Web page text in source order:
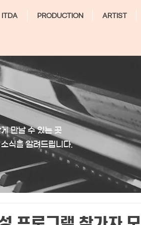
ITDA PRODUCTION ARTIST
만날 수 있는 곳
식을 알려드립니다.